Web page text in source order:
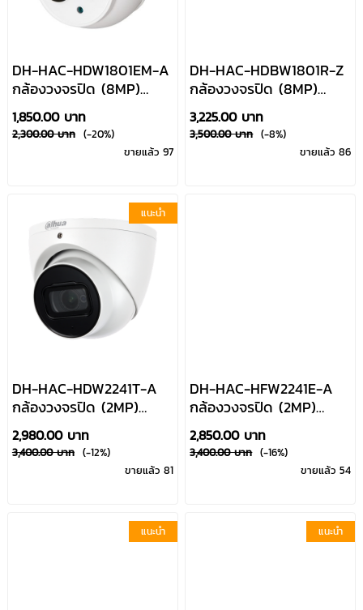
DH-HAC-HDW1801EM-A
กล้องวงจรปิด (8MP)
HDCVI ระบบอินฟาเรดก
ลางคืน มีไมค์บันทึกเสียง
Dahua By Usupply
1,850.00 บาท
2,300.00 บาท (-20%)
ขายแล้ว 97
DH-HAC-HDBW1801R-Z
กล้องวงจรปิด (8MP)
HDCVI ระบบอินฟาเรดก
ลางคืน ซูมได้ Dahua By
Usupply
3,225.00 บาท
3,500.00 บาท (-8%)
ขายแล้ว 86
แนะนำ
DH-HAC-HDW2241T-A
กล้องวงจรปิด (2MP)
HDCVI ระบบอินฟาเรดก
ลางคืน มีไมค์บันทึกเสียง
Dahua By Usupply
2,980.00 บาท
3,400.00 บาท (-12%)
ขายแล้ว 81
DH-HAC-HFW2241E-A
กล้องวงจรปิด (2MP)
HDCVI ระบบอินฟาเรดก
ลางคืน มีไมค์บันทึกเสียง
Dahua By Usupply
2,850.00 บาท
3,400.00 บาท (-16%)
ขายแล้ว 54
แนะนำ แนะนำ